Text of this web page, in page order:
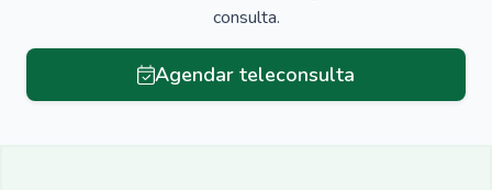
consulta.
Agendar teleconsulta